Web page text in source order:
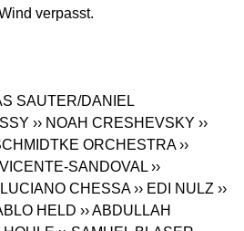
verpasst.
SAUTER/DANIEL
›› NOAH CRESHEVSKY ››
ORCHESTRA ››
SANDOVAL ››
LUCIANO CHESSA ›› EDI NULZ ››
HELD ›› ABDULLAH